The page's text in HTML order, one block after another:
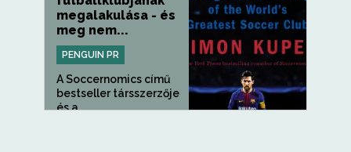
megalakulása - és
meg nem...
PENGUIN PR
A Soccernomics című
bestseller társszerzője
és a...